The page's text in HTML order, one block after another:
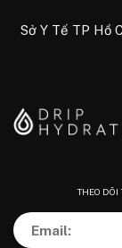
Sở Y Tế TP Hồ
THEO DÕI